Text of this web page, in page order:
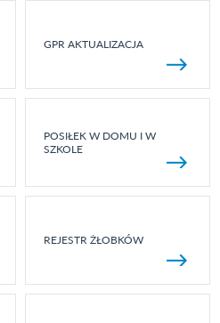
GPR AKTUALIZACJA
POSIŁEK W DOMU I W
SZKOLE
REJESTR ŻŁOBKÓW